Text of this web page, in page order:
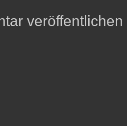
veröffentlichen